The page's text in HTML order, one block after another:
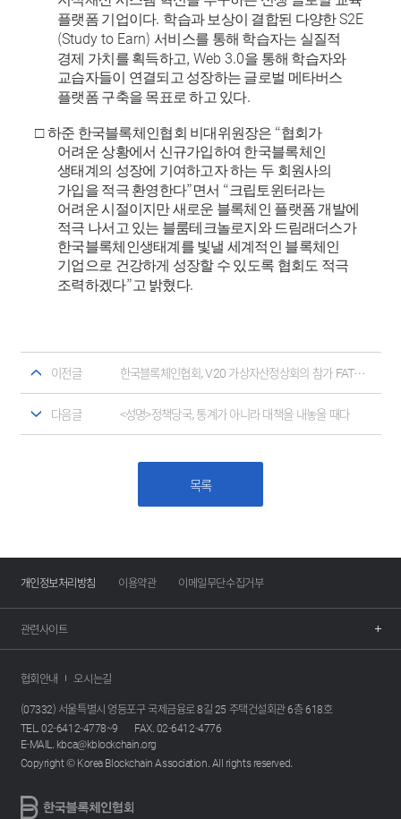
플랫폼 기업이다. 학습과 보상이 결합된 다양한S2E
(Study to Earn)서비스를 통해 학습자는 실질적
경제 가치를 획득하고, Web 3.0을 통해 학습자와
교습자들이 연결되고 성장하는 글로벌 메타버스
플랫폼 구축을 목표로 하고 있다.
□하준 한국블록체인협회 비대위원장은 “협회가
어려운 상황에서 신규가입하여 한국블록체인
생태계의 성장에 기여하고자 하는 두 회원사의
가입을 적극 환영한다”면서 “크립토윈터라는
어려운 시절이지만 새로운 블록체인 플랫폼 개발에
적극 나서고 있는 블룸테크놀로지와 드림래더스가
한국블록체인생태계를 빛낼 세계적인 블록체인
기업으로 건강하게 성장할 수 있도록 협회도 적극
조력하겠다”고 밝혔다.
이전글 한국블록체인협회, V20 가상자산정상회의 참가 FATF 등 글로벌규제기관과 정책논의
다음글 <성명>정책당국, 통계가 아니라 대책을 내놓을 때다
목록
개인정보처리방침 이용약관 이메일무단수집거부
관련사이트
협회안내
오시는길
(07332) 서울특별시 영등포구 국제금융로 8길 25 주택건설회관 6층 618호
TEL. 02-6412-4778~9
FAX. 02-6412-4776
E-MAIL. kbca@kblockchain.org
Copyright © Korea Blockchain Association. All rights reserved.